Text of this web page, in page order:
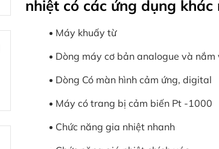
nhiệt có các ứng dụng khác
Máy khuấy từ
Dòng máy cơ bản analogue và nắm
Dòng Có màn hình cảm ứng, digital
Máy có trang bị cảm biến Pt -1000
Chức năng gia nhiệt nhanh